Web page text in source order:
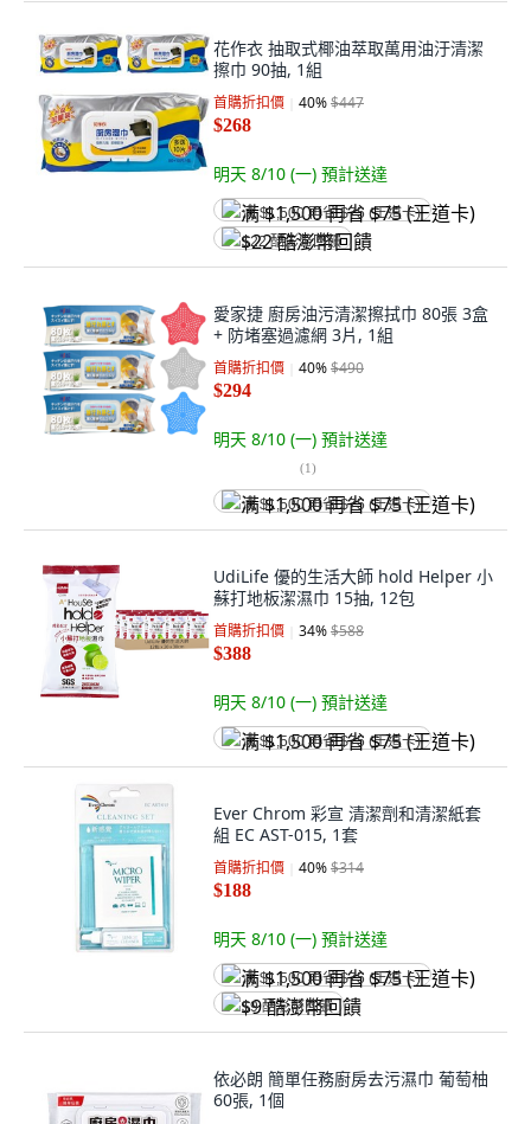
花作衣 抽取式椰油萃取萬用油汙清潔
擦巾 90抽, 1組
首購折扣價 40%$447
$268
明天 8/10 (一) 預計送達
满 $1,500 再省 $75 (王道卡)
$22 酷澎幣回饋
愛家捷 廚房油污清潔擦拭巾 80張 3盒
+ 防堵塞過濾網 3片, 1組
首購折扣價 40%$490
$294
明天 8/10 (一) 預計送達
(1)
满 $1,500 再省 $75 (王道卡)
UdiLife 優的生活大師 hold Helper 小
蘇打地板潔濕巾 15抽, 12包
首購折扣價 34%$588
$388
明天 8/10 (一) 預計送達
满 $1,500 再省 $75 (王道卡)
Ever Chrom 彩宣 清潔劑和清潔紙套
組 EC AST-015, 1套
首購折扣價 40%$314
$188
明天 8/10 (一) 預計送達
满 $1,500 再省 $75 (王道卡)
$9 酷澎幣回饋
依必朗 簡單任務廚房去污濕巾 葡萄柚
60張, 1個